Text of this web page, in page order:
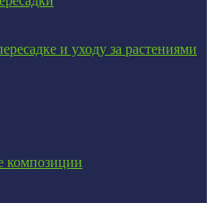
и уходу за растениями
композиции